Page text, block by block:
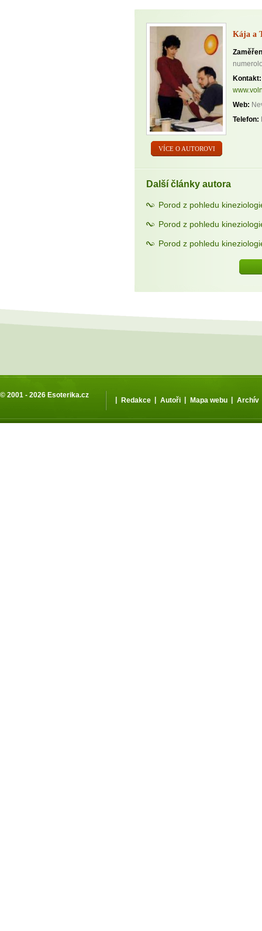
VÍCE O AUTOROVI
Kája a
Kontakt:
Web:
Telefon:
Další články autora
Porod z pohledu
Porod z pohledu
Porod z pohledu
© 2001 - 2026 Esoterika.cz
| Redakce | Autoři | Mapa webu | Archív